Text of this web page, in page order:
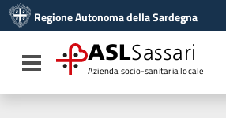
Vai al menu di navigazione
Vai al footer
Regione Autonoma della Sardegna
Toggle navigation
ASLSassari
Azienda socio-sanitaria locale